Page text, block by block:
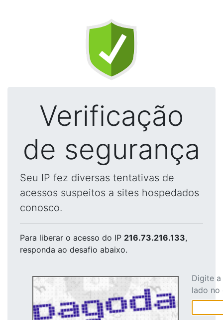
Verificação
de segurança
Seu IP fez diversas tentativas de
acessos suspeitos a sites hospedados
conosco.
Para liberar o acesso do IP 216.73.216.133,
responda ao desafio abaixo.
Digite
lado no